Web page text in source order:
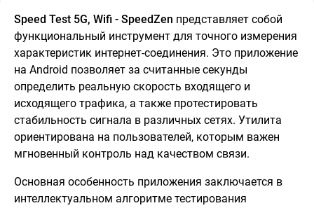
Speed Test 5G, Wifi - SpeedZen представляет собой
функциональный инструмент для точного измерения
характеристик интернет-соединения. Это приложение
на Android позволяет за считанные секунды
определить реальную скорость входящего и
исходящего трафика, а также протестировать
стабильность сигнала в различных сетях. Утилита
ориентирована на пользователей, которым важен
мгновенный контроль над качеством связи.
Основная особенность приложения заключается в
интеллектуальном алгоритме тестирования